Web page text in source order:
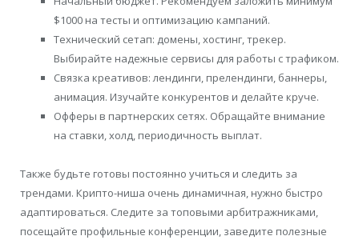
$1000 на тесты и оптимизацию кампаний.
Технический сетап: домены, хостинг, трекер.
Выбирайте надежные сервисы для работы с трафиком.
Связка креативов: лендинги, прелендинги, баннеры,
анимация. Изучайте конкурентов и делайте круче.
Офферы в партнерских сетях. Обращайте внимание
на ставки, холд, периодичность выплат.
Также будьте готовы постоянно учиться и следить за
трендами. Крипто-ниша очень динамичная, нужно быстро
адаптироваться. Следите за топовыми арбитражниками,
посещайте профильные конференции, заведите полезные